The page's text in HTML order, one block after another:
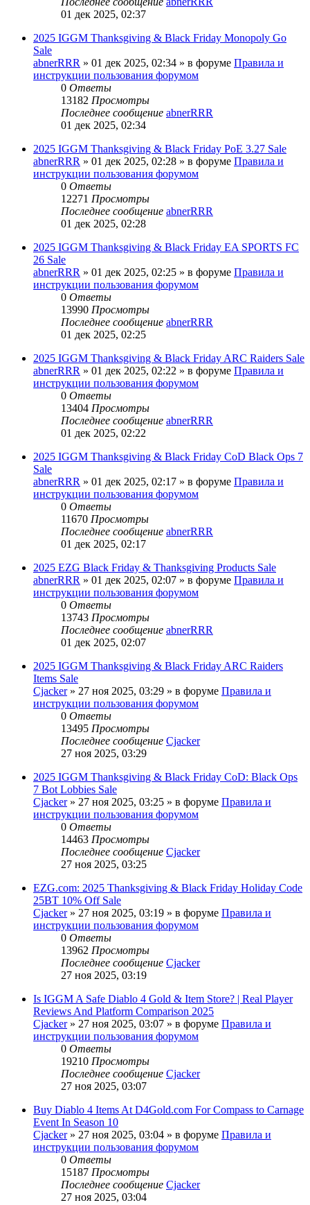
01 дек 2025, 02:37
2025 IGGM Thanksgiving & Black Friday Monopoly Go
Sale
abnerRRR » 01 дек 2025, 02:34 » в форуме Правила и
инструкции пользования форумом
0 Ответы
13182 Просмотры
Последнее сообщение abnerRRR
01 дек 2025, 02:34
2025 IGGM Thanksgiving & Black Friday PoE 3.27 Sale
abnerRRR » 01 дек 2025, 02:28 » в форуме Правила и
инструкции пользования форумом
0 Ответы
12271 Просмотры
Последнее сообщение abnerRRR
01 дек 2025, 02:28
2025 IGGM Thanksgiving & Black Friday EA SPORTS FC
26 Sale
abnerRRR » 01 дек 2025, 02:25 » в форуме Правила и
инструкции пользования форумом
0 Ответы
13990 Просмотры
Последнее сообщение abnerRRR
01 дек 2025, 02:25
2025 IGGM Thanksgiving & Black Friday ARC Raiders Sale
abnerRRR » 01 дек 2025, 02:22 » в форуме Правила и
инструкции пользования форумом
0 Ответы
13404 Просмотры
Последнее сообщение abnerRRR
01 дек 2025, 02:22
2025 IGGM Thanksgiving & Black Friday CoD Black Ops 7
Sale
abnerRRR » 01 дек 2025, 02:17 » в форуме Правила и
инструкции пользования форумом
0 Ответы
11670 Просмотры
Последнее сообщение abnerRRR
01 дек 2025, 02:17
2025 EZG Black Friday & Thanksgiving Products Sale
abnerRRR » 01 дек 2025, 02:07 » в форуме Правила и
инструкции пользования форумом
0 Ответы
13743 Просмотры
Последнее сообщение abnerRRR
01 дек 2025, 02:07
2025 IGGM Thanksgiving & Black Friday ARC Raiders
Items Sale
Cjacker» 27 ноя 2025, 03:29 » в форуме Правила и
инструкции пользования форумом
0 Ответы
13495 Просмотры
Последнее сообщение Cjacker
27 ноя 2025, 03:29
2025 IGGM Thanksgiving & Black Friday CoD: Black Ops
7 Bot Lobbies Sale
Cjacker» 27 ноя 2025, 03:25 » в форуме Правила и
инструкции пользования форумом
0 Ответы
14463 Просмотры
Последнее сообщение Cjacker
27 ноя 2025, 03:25
EZG.com: 2025 Thanksgiving & Black Friday Holiday Code
25BT 10% Off Sale
Cjacker» 27 ноя 2025, 03:19 » в форуме Правила и
инструкции пользования форумом
0 Ответы
13962 Просмотры
Последнее сообщение Cjacker
27 ноя 2025, 03:19
Is IGGM A Safe Diablo 4 Gold & Item Store? | Real Player
Reviews And Platform Comparison 2025
Cjacker» 27 ноя 2025, 03:07 » в форуме Правила и
инструкции пользования форумом
0 Ответы
19210 Просмотры
Последнее сообщение Cjacker
27 ноя 2025, 03:07
Buy Diablo 4 Items At D4Gold.com For Compass to Carnage
Event In Season 10
Cjacker» 27 ноя 2025, 03:04 » в форуме Правила и
инструкции пользования форумом
0 Ответы
15187 Просмотры
Последнее сообщение Cjacker
27 ноя 2025, 03:04